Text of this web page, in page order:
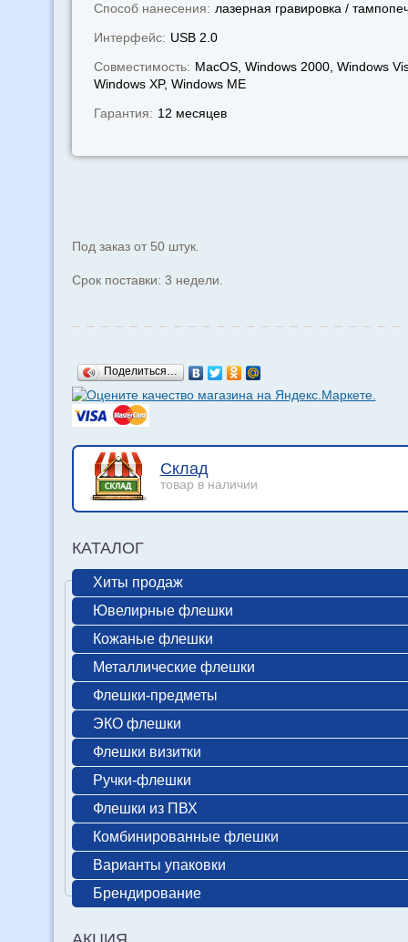
Способ нанесения: лазерная гравировка /
Интерфейс: USB 2.0
Совместимость: MacOS, Windows 2000, Windows
Windows XP, Windows МЕ
Гарантия: 12 месяцев
Под заказ от 50 штук.
Срок поставки: 3 недели.
Поделиться…
Склад
товар в наличии
КАТАЛОГ
Хиты продаж
Ювелирные флешки
Кожаные флешки
Металлические флешки
Флешки-предметы
ЭКО флешки
Флешки визитки
Ручки-флешки
Флешки из ПВХ
Комбинированные флешки
Варианты упаковки
Брендирование